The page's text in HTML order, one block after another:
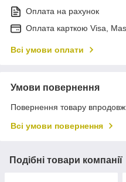
Оплата на рахунок
Оплата карткою Visa,
Всі умови оплати
Умови повернення
Повернення товару
Всі умови повернення
Подібні товари компанії